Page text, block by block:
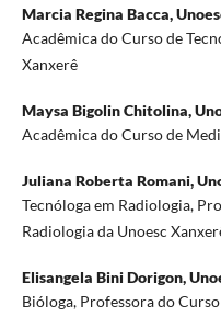
Marcia Regina Bacca,
Acadêmica do Curso de
Xanxerê
Maysa Bigolin Chitolina,
Acadêmica do Curso de
Juliana Roberta Romani,
Tecnóloga em Radiologia,
Radiologia da Unoesc
Elisangela Bini Dorigon,
Bióloga, Professora do